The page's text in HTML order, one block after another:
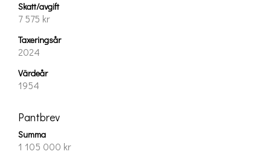
Skatt/avgift
7 575 kr
Taxeringsår
2024
Värdeår
1954
Pantbrev
Summa
1 105 000 kr